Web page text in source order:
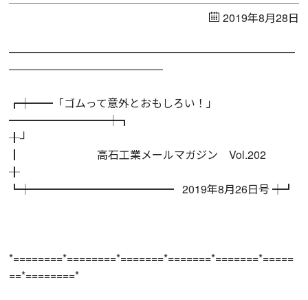
2019年8月28日
――――――――――――――――――――――――――
――――――――――――――
┏┿━━「ゴムって意外とおもしろい！」
━━━━━━━━━┿┓
╂┘
┃ 高石工業メールマガジン Vol.202
╂
┗┿━━━━━━━━━━━━━ 2019年8月26日号 ┿┛
*========*========*=======*=======*=======*=====
==*========*